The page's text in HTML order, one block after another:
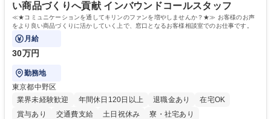
い商品づくりへ貢献 インバウンドコールスタッフ
≪★コミュニケーションを通してキリンのファンを増やしませんか？★≫ お客様のお声
をより良い商品づくりに活かしていく上で、窓口となるお客様相談室でのお仕事です。
月給
30万円
勤務地
東京都中野区
業界未経験歓迎
年間休日120日以上 退職金あり
在宅OK
賞与あり
交通費支給 土日祝休み 寮・社宅あり